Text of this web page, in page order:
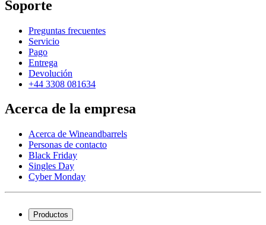
Soporte
Preguntas frecuentes
Servicio
Pago
Entrega
Devolución
+44 3308 081634
Acerca de la empresa
Acerca de Wineandbarrels
Personas de contacto
Black Friday
Singles Day
Cyber Monday
Productos